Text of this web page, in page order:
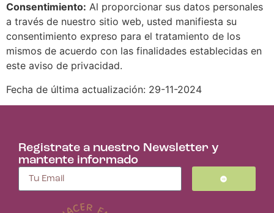
Consentimiento: Al proporcionar sus datos personales
a través de nuestro sitio web, usted manifiesta su
consentimiento expreso para el tratamiento de los
mismos de acuerdo con las finalidades establecidas en
este aviso de privacidad.
Fecha de última actualización: 29-11-2024
Registrate a nuestro Newsletter y
mantente informado